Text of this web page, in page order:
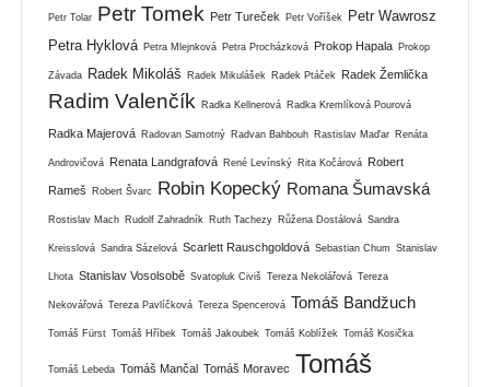
Petr Tolar Petr Tomek Petr Tureček Petr Voříšek
Petr Wawrosz
Petra Hyklová Petra Mlejnková Petra Procházková Prokop Hapala Prokop
Závada Radek Mikoláš Radek Mikulášek Radek Ptáček Radek Žemlička
Radim Valenčík Radka Kellnerová Radka Kremlíková Pourová
Radka Majerová Radovan Samotný Radvan Bahbouh Rastislav Maďar Renáta
Androvičová Renata Landgrafová René Levínský Rita Kočárová Robert
Rameš Robert Švarc Robin Kopecký Romana Šumavská
Rostislav Mach Rudolf Zahradník Ruth Tachezy Růžena Dostálová Sandra
Kreisslová Sandra Sázelová Scarlett Rauschgoldová Sebastian Chum Stanislav
Lhota Stanislav Vosolsobě Svatopluk Civiš Tereza Nekolářová Tereza
Nekovářová Tereza Pavlíčková Tereza Spencerová Tomáš Bandžuch
Tomáš Fürst Tomáš Hříbek Tomáš Jakoubek Tomáš Koblížek Tomáš Kosička
Tomáš Lebeda Tomáš Mančal Tomáš Moravec Tomáš